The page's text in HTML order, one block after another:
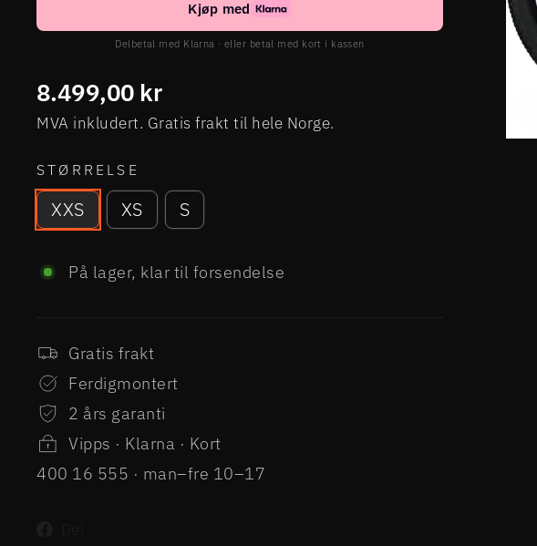
Kjøp med
Delbetal med Klarna · eller betal med kort i kassen
Ordinær
pris
8.499,00 kr
MVA inkludert. Gratis frakt til hele Norge.
STØRRELSE
XXS XS S
På lager, klar til forsendelse
Gratis frakt
Ferdigmontert
2 års garanti
Vipps · Klarna · Kort
400 16 555 · man–fre 10–17